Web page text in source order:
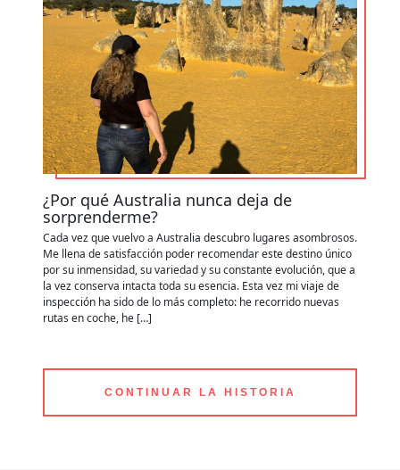
¿Por qué Australia nunca deja de
sorprenderme?
Cada vez que vuelvo a Australia descubro lugares asombrosos.
Me llena de satisfacción poder recomendar este destino único
por su inmensidad, su variedad y su constante evolución, que a
la vez conserva intacta toda su esencia. Esta vez mi viaje de
inspección ha sido de lo más completo: he recorrido nuevas
rutas en coche, he […]
CONTINUAR LA HISTORIA